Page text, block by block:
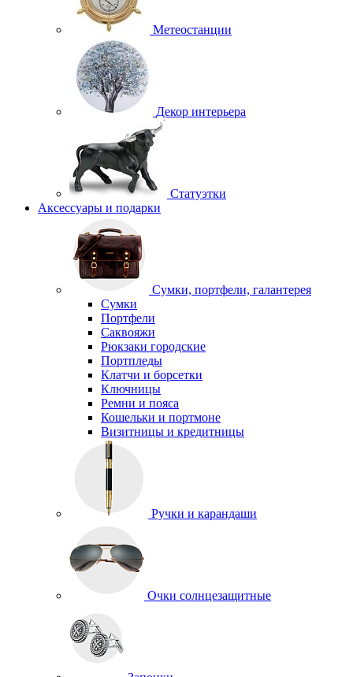
Метеостанции
Декор интерьера
Статуэтки
Аксессуары и подарки
Сумки, портфели, галантерея
Сумки
Портфели
Саквояжи
Рюкзаки городские
Портпледы
Клатчи и борсетки
Ключницы
Ремни и пояса
Кошельки и портмоне
Визитницы и кредитницы
Ручки и карандаши
Очки солнцезащитные